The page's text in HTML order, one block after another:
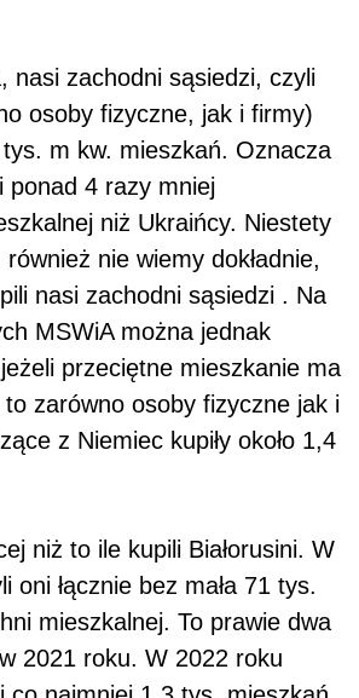
nasi zachodni sąsiedzi, czyli
osoby fizyczne, jak i firmy)
m kw. mieszkań. Oznacza
ponad 4 razy mniej
niż Ukraińcy. Niestety
nie wiemy dokładnie,
nasi zachodni sąsiedzi . Na
MSWiA można jednak
przeciętne mieszkanie ma
zarówno osoby fizyczne jak i
z Niemiec kupiły około 1,4
niż to ile kupili Białorusini. W
oni łącznie bez mała 71 tys.
mieszkalnej. To prawie dwa
2021 roku. W 2022 roku